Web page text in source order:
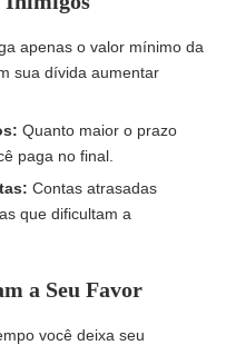
apenas o valor mínimo da
sua dívida aumentar
Quanto maior o prazo
paga no final.
Contas atrasadas
que dificultam a
a Seu Favor
você deixa seu